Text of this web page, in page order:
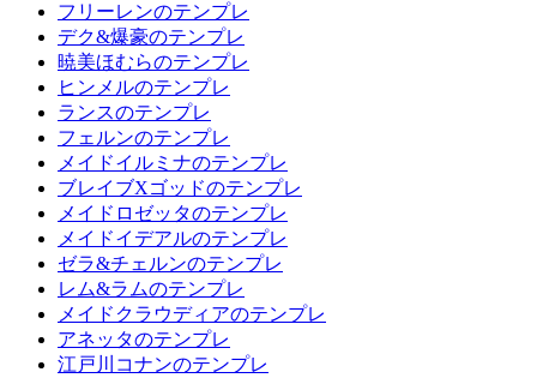
フリーレンのテンプレ
デク&爆豪のテンプレ
暁美ほむらのテンプレ
ヒンメルのテンプレ
ランスのテンプレ
フェルンのテンプレ
メイドイルミナのテンプレ
ブレイブXゴッドのテンプレ
メイドロゼッタのテンプレ
メイドイデアルのテンプレ
ゼラ&チェルンのテンプレ
レム&ラムのテンプレ
メイドクラウディアのテンプレ
アネッタのテンプレ
江戸川コナンのテンプレ